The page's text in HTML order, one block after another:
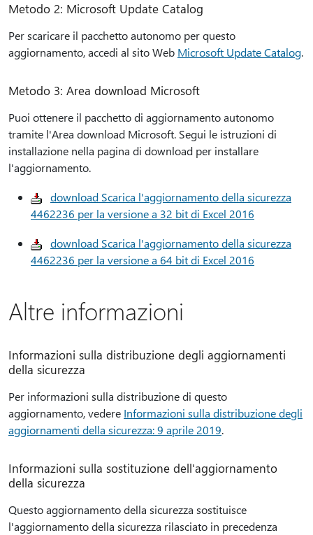
Metodo 2: Microsoft Update Catalog
Per scaricare il pacchetto autonomo per questo
aggiornamento, accedi al sito Web Microsoft Update Catalog.
Metodo 3: Area download Microsoft
Puoi ottenere il pacchetto di aggiornamento autonomo
tramite l'Area download Microsoft. Segui le istruzioni di
installazione nella pagina di download per installare
l'aggiornamento.
download Scarica l'aggiornamento della sicurezza
4462236 per la versione a 32 bit di Excel 2016
download Scarica l'aggiornamento della sicurezza
4462236 per la versione a 64 bit di Excel 2016
Altre informazioni
Informazioni sulla distribuzione degli aggiornamenti
della sicurezza
Per informazioni sulla distribuzione di questo
aggiornamento, vedere Informazioni sulla distribuzione degli
aggiornamenti della sicurezza: 9 aprile 2019.
Informazioni sulla sostituzione dell'aggiornamento
della sicurezza
Questo aggiornamento della sicurezza sostituisce
l'aggiornamento della sicurezza rilasciato in precedenza